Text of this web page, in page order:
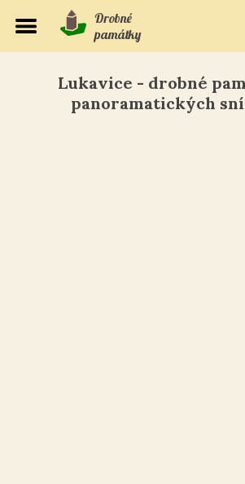
Drobné
památky
Lukavice - drobné
panoramatických